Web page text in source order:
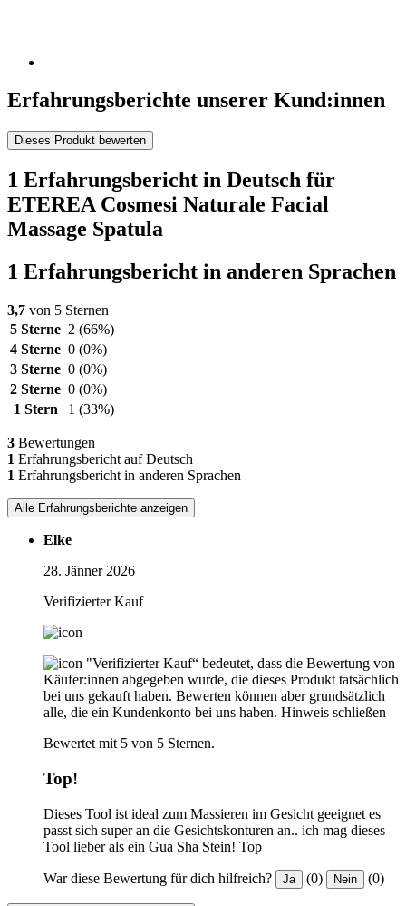
Erfahrungsberichte unserer Kund:innen
Dieses Produkt bewerten
1 Erfahrungsbericht in Deutsch für
ETEREA Cosmesi Naturale Facial
Massage Spatula
1 Erfahrungsbericht in anderen Sprachen
3,7 von 5 Sternen
5 Sterne 2 (66%)
4 Sterne 0 (0%)
3 Sterne 0 (0%)
2 Sterne 0 (0%)
1 Stern
1 (33%)
3 Bewertungen
1 Erfahrungsbericht auf Deutsch
1 Erfahrungsbericht in anderen Sprachen
Alle Erfahrungsberichte anzeigen
Elke
28. Jänner 2026
Verifizierter Kauf
"Verifizierter Kauf“ bedeutet, dass die Bewertung von
Käufer:innen abgegeben wurde, die dieses Produkt tatsächlich
bei uns gekauft haben. Bewerten können aber grundsätzlich
alle, die ein Kundenkonto bei uns haben. Hinweis schließen
Bewertet mit 5 von 5 Sternen.
Top!
Dieses Tool ist ideal zum Massieren im Gesicht geeignet es
passt sich super an die Gesichtskonturen an.. ich mag dieses
Tool lieber als ein Gua Sha Stein! Top
War diese Bewertung für dich hilfreich? Ja (0) Nein (0)